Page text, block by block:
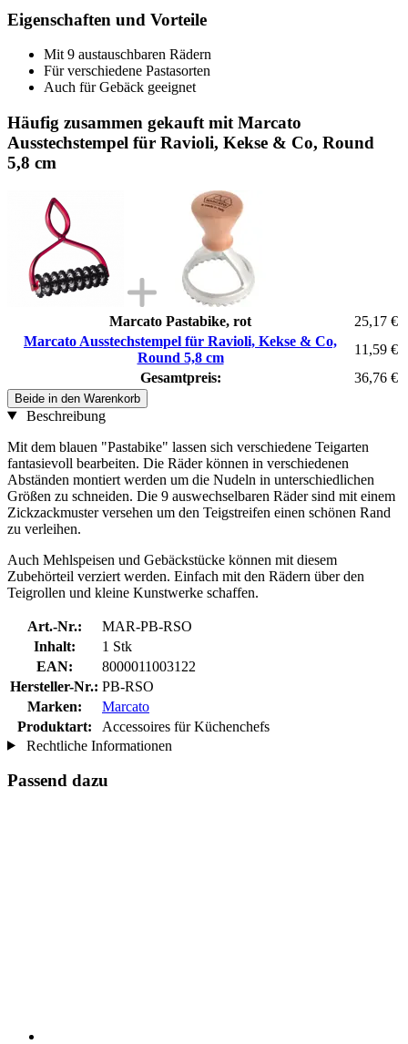
Eigenschaften und Vorteile
Mit 9 austauschbaren Rädern
Für verschiedene Pastasorten
Auch für Gebäck geeignet
Häufig zusammen gekauft mit Marcato
Ausstechstempel für Ravioli, Kekse & Co, Round
5,8 cm
Marcato Pastabike, rot
25,17 €
Marcato Ausstechstempel für Ravioli, Kekse & Co,
Round 5,8 cm
11,59 €
Gesamtpreis:
36,76 €
Beide in den Warenkorb
Beschreibung
Mit dem blauen "Pastabike" lassen sich verschiedene Teigarten
fantasievoll bearbeiten. Die Räder können in verschiedenen
Abständen montiert werden um die Nudeln in unterschiedlichen
Größen zu schneiden. Die 9 auswechselbaren Räder sind mit einem
Zickzackmuster versehen um den Teigstreifen einen schönen Rand
zu verleihen.
Auch Mehlspeisen und Gebäckstücke können mit diesem
Zubehörteil verziert werden. Einfach mit den Rädern über den
Teigrollen und kleine Kunstwerke schaffen.
Art.-Nr.:
MAR-PB-RSO
Inhalt:
1 Stk
EAN:
8000011003122
Hersteller-Nr.: PB-RSO
Marken:
Marcato
Produktart:
Accessoires für Küchenchefs
Rechtliche Informationen
Passend dazu